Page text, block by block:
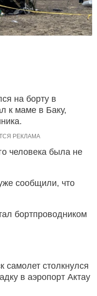
на борту в
к маме в Баку,
человека была не
сообщили, что
бортпроводником
самолет столкнулся
в аэропорт Актау